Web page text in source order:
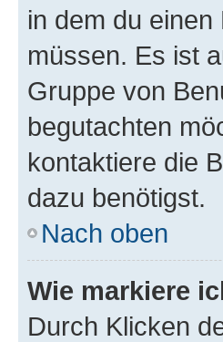
in dem du
müssen. Es ist
Gruppe von
begutachten
kontaktiere die
dazu benötigst.
Nach oben
Wie markiere
Durch Klicken